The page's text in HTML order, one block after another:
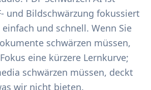
und Bildschwärzung fokussiert
und schnell. Wenn Sie
schwärzen müssen,
eine kürzere Lernkurve;
schwärzen müssen, deckt
wir nicht bieten.